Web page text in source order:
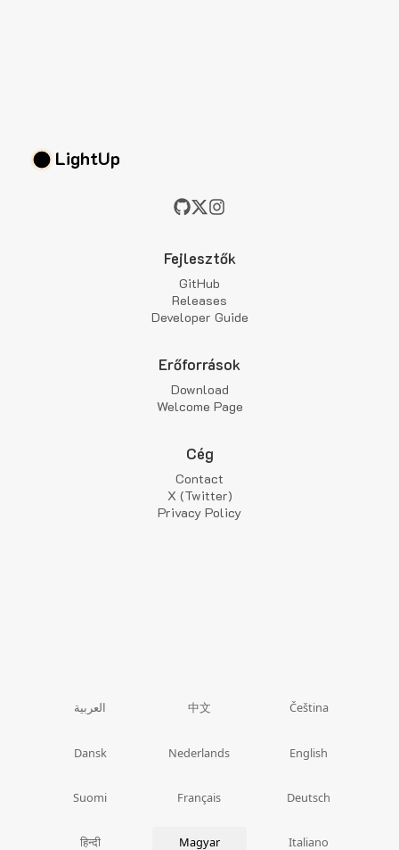
LightUp
Fejlesztők
GitHub
Releases
Developer Guide
Erőforrások
Download
Welcome Page
Cég
Contact
X (Twitter)
Privacy Policy
العربية 中文 Čeština
Dansk Nederlands English
Suomi Français Deutsch
हिन्दी Magyar Italiano